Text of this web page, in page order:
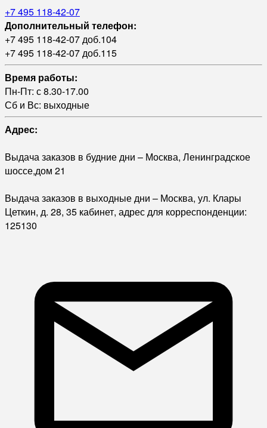
+7 495 118-42-07
Дополнительный телефон:
+7 495 118-42-07 доб.104
+7 495 118-42-07 доб.115
Время работы:
Пн-Пт: с 8.30-17.00
Сб и Вс: выходные
Адрес:
Выдача заказов в будние дни – Москва, Ленинградское
шоссе,дом 21
Выдача заказов в выходные дни – Москва, ул. Клары
Цеткин, д. 28, 35 кабинет, адрес для корреспонденции:
125130